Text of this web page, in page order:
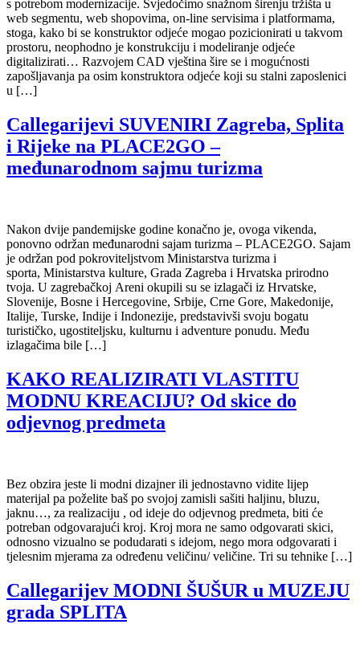
s potrebom modernizacije. Svjedočimo snažnom širenju tržišta u
web segmentu, web shopovima, on-line servisima i platformama,
stoga, kako bi se konstruktor odjeće mogao pozicionirati u takvom
prostoru, neophodno je konstrukciju i modeliranje odjeće
digitalizirati… Razvojem CAD vještina šire se i mogućnosti
zapošljavanja pa osim konstruktora odjeće koji su stalni zaposlenici
u […]
Callegarijevi SUVENIRI Zagreba, Splita
i Rijeke na PLACE2GO –
međunarodnom sajmu turizma
Nakon dvije pandemijske godine konačno je, ovoga vikenda,
ponovno održan međunarodni sajam turizma – PLACE2GO. Sajam
je održan pod pokroviteljstvom Ministarstva turizma i
sporta, Ministarstva kulture, Grada Zagreba i Hrvatska prirodno
tvoja. U zagrebačkoj Areni okupili su se izlagači iz Hrvatske,
Slovenije, Bosne i Hercegovine, Srbije, Crne Gore, Makedonije,
Italije, Turske, Indije i Indonezije, predstavivši svoju bogatu
turističko, ugostiteljsku, kulturnu i adventure ponudu. Među
izlagačima bile […]
KAKO REALIZIRATI VLASTITU
MODNU KREACIJU? Od skice do
odjevnog predmeta
Bez obzira jeste li modni dizajner ili jednostavno vidite lijep
materijal pa poželite baš po svojoj zamisli sašiti haljinu, bluzu,
jaknu…, za realizaciju , od ideje do odjevnog predmeta, biti će
potreban odgovarajući kroj. Kroj mora ne samo odgovarati skici,
odnosno vizualno se podudarati s idejom, nego mora odgovarati i
tjelesnim mjerama za određenu veličinu/ veličine. Tri su tehnike […]
Callegarijev MODNI ŠUŠUR u MUZEJU
grada SPLITA